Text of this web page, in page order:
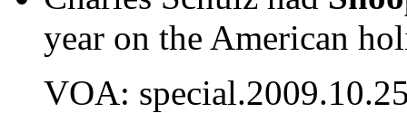
year on the American
VOA: